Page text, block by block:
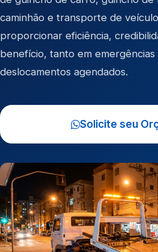
caminhão e transporte de
proporcionar eficiência,
benefício, tanto em
deslocamentos agendados.
Solicite seu